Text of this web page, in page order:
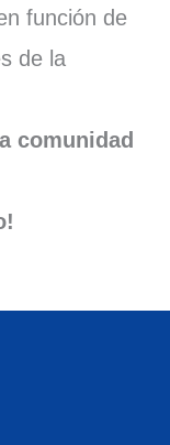
función de
de la
comunidad